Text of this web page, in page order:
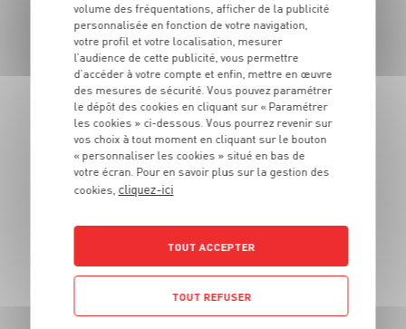
ÉLABORÉ EN
ESPAGNE
CHORIZO FORT OU DOUX
En sachet
Dans la limite des stocks disponibles
3€
La pièce de 225g - Soit 15€51 le kg
volume des fréquentations, afficher de la publicité
personnalisée en fonction de votre navigation,
votre profil et votre localisation, mesurer
l’audience de cette publicité, vous permettre
d’accéder à votre compte et enfin, mettre en œuvre
des mesures de sécurité. Vous pouvez paramétrer
le dépôt des cookies en cliquant sur « Paramétrer
les cookies » ci-dessous. Vous pourrez revenir sur
vos choix à tout moment en cliquant sur le bouton
« personnaliser les cookies » situé en bas de
votre écran. Pour en savoir plus sur la gestion des
cookies, cliquez-ici
TOUT ACCEPTER
TOUT REFUSER